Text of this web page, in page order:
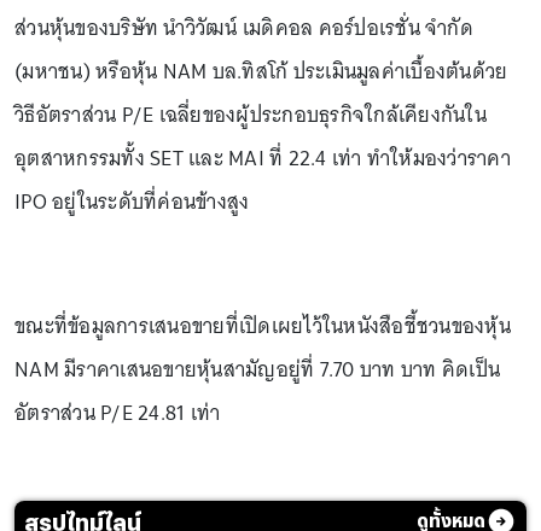
ส่วนหุ้นของบริษัท นำวิวัฒน์ เมดิคอล คอร์ปอเรชั่น จำกัด
(มหาชน) หรือหุ้น NAM บล.ทิสโก้ ประเมินมูลค่าเบื้องต้นด้วย
วิธีอัตราส่วน P/E เฉลี่ยของผู้ประกอบธุรกิจใกล้เคียงกันใน
อุตสาหกรรมทั้ง SET และ MAI ที่ 22.4 เท่า ทำให้มองว่าราคา
IPO อยู่ในระดับที่ค่อนข้างสูง
ขณะที่ข้อมูลการเสนอขายที่เปิดเผยไว้ในหนังสือชี้ชวนของหุ้น
NAM มีราคาเสนอขายหุ้นสามัญอยู่ที่ 7.70 บาท บาท คิดเป็น
อัตราส่วน P/E 24.81 เท่า
สรุปไทม์ไลน์ ดูทั้งหมด